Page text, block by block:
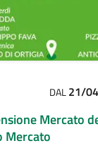
DAL21/
Mercato
Mercato